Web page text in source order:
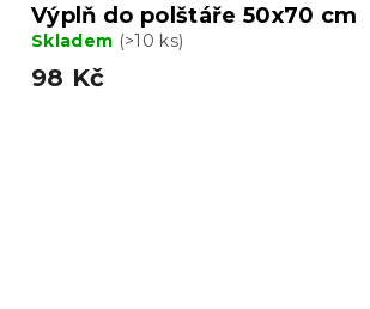
Výplň do polštáře 50x70 cm
Skladem (>10 ks)
98 Kč